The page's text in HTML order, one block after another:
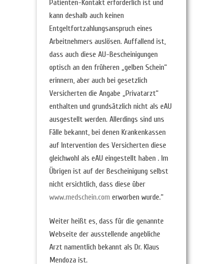
Patienten-Kontakt erforderlich ist und
kann deshalb auch keinen
Entgeltfortzahlungsanspruch eines
Arbeitnehmers auslösen. Auffallend ist,
dass auch diese AU-Bescheinigungen
optisch an den früheren „gelben Schein“
erinnern, aber auch bei gesetzlich
Versicherten die Angabe „Privatarzt“
enthalten und grundsätzlich nicht als eAU
ausgestellt werden. Allerdings sind uns
Fälle bekannt, bei denen Krankenkassen
auf Intervention des Versicherten diese
gleichwohl als eAU eingestellt haben . Im
Übrigen ist auf der Bescheinigung selbst
nicht ersichtlich, dass diese über
www.medschein.com erworben wurde.“
Weiter heißt es, dass für die genannte
Webseite der ausstellende angebliche
Arzt namentlich bekannt als Dr. Klaus
Mendoza ist.